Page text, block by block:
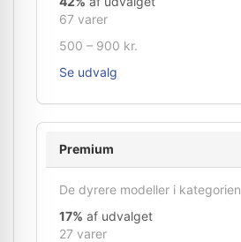
67 varer
500 – 900 kr.
Se udvalg
Premium
De dyrere modeller i kategorien
17% af udvalget
27 varer